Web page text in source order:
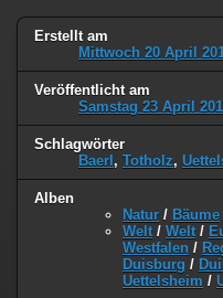
Erstellt am
Mittwoch 20 April
Veröffentlicht am
Samstag 23 April
Schlagwörter
Baerl , Totholz,
Alben
Natur / Bäume
Welt / Welt /
Westfalen /
Duisburg /
Uettelsheim /